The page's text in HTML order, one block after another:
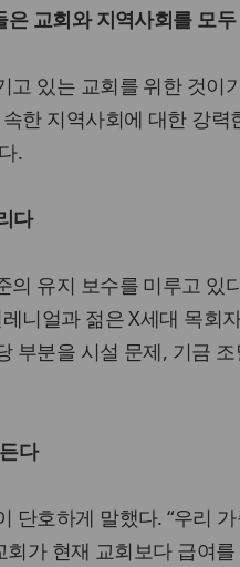
교회와 지역사회를 모
고 있는 교회를 위한 것이
한 지역사회에 대한 강
.
다
의 유지 보수를 미루고 있
니얼과 젊은 X세대 목회
부분을 시설 문제, 기금
다
단호하게 말했다. “우리
가 현재 교회보다 급여